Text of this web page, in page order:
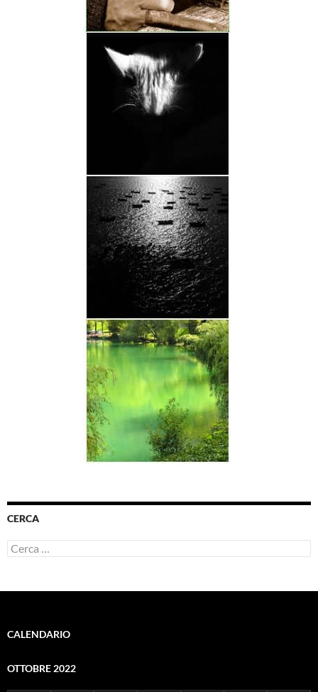
CERCA
Ricerca
per:
CALENDARIO
OTTOBRE 2022